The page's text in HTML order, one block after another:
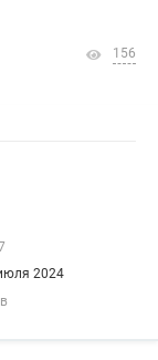
156
2024